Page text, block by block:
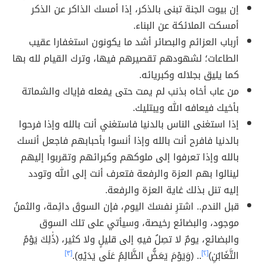
إن بيوت الجنة تبنى بالذكر، إذا أمسك الذاكر عن الذكر
أمسكت الملائكة عن البناء.
أرباب العزائم والبصائر أشد ما يكونون استغفارا عقيب
الطاعات؛ لشهودهم تقصيرهم فيها، وترك القيام لله بها
كما يليق بجلاله وكبريائه.
من عاب أخاه بذنب لم يمت حتى يفعله فإياك والشماتة
بأخيك فيعافه الله ويبتليك.
إذا استغنى الناس بالدنيا فاستغني أنت بالله وإذا فرحوا
بالدنيا فافرح أنت بالله وإذا أنسوا بأحبابهم فاجعل أنسك
بالله وإذا تعرفوا إلى ملوكهم وكبرائهم وتقربوا إليهم
لينالوا بهم العزة والرفعة فتعرف أنت إلى الله وتودد
إليه تنل بذلك غاية العزة والرفعة.
قبل الندم.. اشترِ نفسَكَ اليوم، فإن السوقَ دائِمة، والثمنُ
موجود، والبضائع رخيصة، وسيأتي على تلك السوق
والبضائع، يومٌ لا تصِلُ فيهِ إلى قليلٍ ولا كثير، (ذَٰلِكَ يَوْمُ
التَّغَابُنِ)[٢] .. (وَيَوْمَ يَعَضُّ الظَّالِمُ عَلَى يَدَيْهِ).[٣]